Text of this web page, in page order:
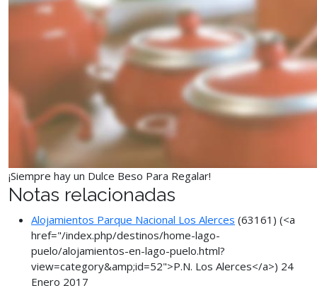
¡Siempre hay un Dulce Beso Para Regalar!
Notas relacionadas
Alojamientos Parque Nacional Los Alerces (63161) (<a
href="/index.php/destinos/home-lago-
puelo/alojamientos-en-lago-puelo.html?
view=category&amp;id=52">P.N. Los Alerces</a>) 24
Enero 2017